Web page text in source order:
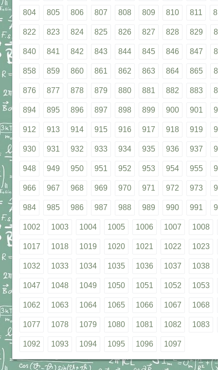
804 805 806 807 808 809 810 811
822 823 824 825 826 827 828 829
840 841 842 843 844 845 846 847
858 859 860 861 862 863 864 865
876 877 878 879 880 881 882 883
894 895 896 897 898 899 900 901
912 913 914 915 916 917 918 919
930 931 932 933 934 935 936 937
948 949 950 951 952 953 954 955
966 967 968 969 970 971 972 973
984 985 986 987 988 989 990 991
1002 1003 1004 1005 1006 1007 1008
1017 1018 1019 1020 1021 1022 1023
1032 1033 1034 1035 1036 1037 1038
1047 1048 1049 1050 1051 1052 1053
1062 1063 1064 1065 1066 1067 1068
1077 1078 1079 1080 1081 1082 1083
1092 1093 1094 1095 1096 1097